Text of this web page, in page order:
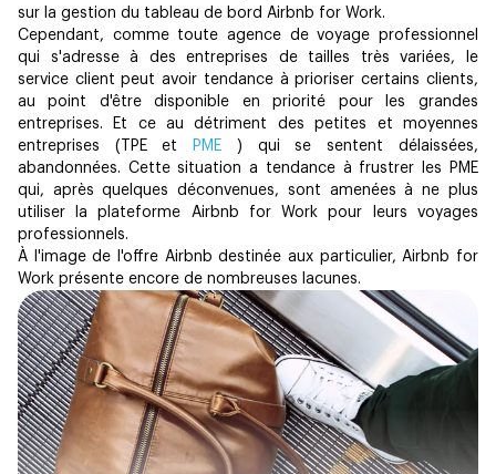
sur la gestion du tableau de bord Airbnb for Work.
Cependant, comme toute agence de voyage professionnel
qui s'adresse à des entreprises de tailles très variées, le
service client peut avoir tendance à prioriser certains clients,
au point d'être disponible en priorité pour les grandes
entreprises. Et ce au détriment des petites et moyennes
entreprises (TPE et
PME ) qui se sentent délaissées,
abandonnées. Cette situation a tendance à frustrer les PME
qui, après quelques déconvenues, sont amenées à ne plus
utiliser la plateforme Airbnb for Work pour leurs voyages
professionnels.
À l'image de l'offre Airbnb destinée aux particulier, Airbnb for
Work présente encore de nombreuses lacunes.